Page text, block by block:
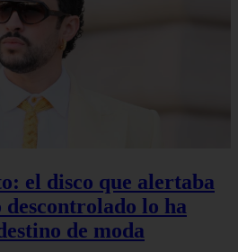
el disco que alertaba
lo ha
de moda